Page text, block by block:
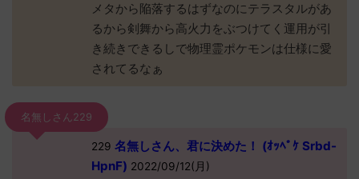
メタから陥落するはずなのにテラスタルがあ
るから剣舞から高火力をぶつけてく運用が引
き続きできるしで物理霊ポケモンは仕様に愛
されてるなぁ
名無しさん229
229 名無しさん、君に決めた！ (ｵｯﾍﾟｹ Srbd-
HpnF) 2022/09/12(月)